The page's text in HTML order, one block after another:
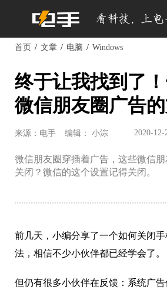
首页 文章 电脑 Windows
终于让我找到了
微信朋友圈广告
来源：电手 编辑： 小淙 2020-12-
微信朋友圈穿插着广告，这些微信
关闭？微信的这个设置记得关闭。
前几天，小编分享了一个如何关闭
法，相信不少小伙伴都已经学会了。
但仍有很多小伙伴在反馈：系统广